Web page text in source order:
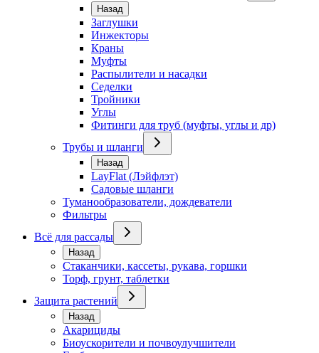
Назад
Заглушки
Инжекторы
Краны
Муфты
Распылители и насадки
Седелки
Тройники
Углы
Фитинги для труб (муфты, углы и др)
Трубы и шланги
Назад
LayFlat (Лэйфлэт)
Садовые шланги
Туманообразователи, дождеватели
Фильтры
Всё для рассады
Назад
Стаканчики, кассеты, рукава, горшки
Торф, грунт, таблетки
Защита растений
Назад
Акарициды
Биоускорители и почвоулучшители